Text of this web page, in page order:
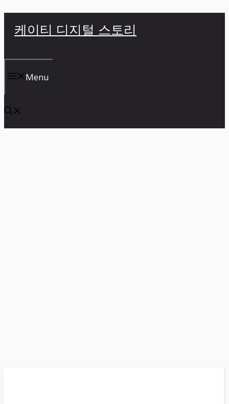
너
뛰
기
케이티 디지털 스토리
Menu